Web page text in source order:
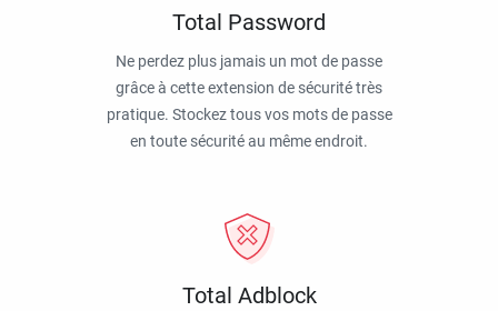
Total Password
Ne perdez plus jamais un mot de passe
grâce à cette extension de sécurité très
pratique. Stockez tous vos mots de passe
en toute sécurité au même endroit.
Total Adblock